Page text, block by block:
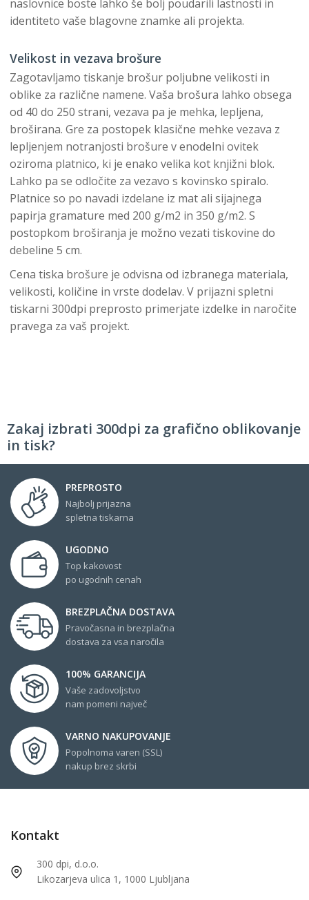
naslovnice boste lahko še bolj poudarili lastnosti in
identiteto vaše blagovne znamke ali projekta.
Velikost in vezava brošure
Zagotavljamo tiskanje brošur poljubne velikosti in
oblike za različne namene. Vaša brošura lahko obsega
od 40 do 250 strani, vezava pa je mehka, lepljena,
broširana. Gre za postopek klasične mehke vezava z
lepljenjem notranjosti brošure v enodelni ovitek
oziroma platnico, ki je enako velika kot knjižni blok.
Lahko pa se odločite za vezavo s kovinsko spiralo.
Platnice so po navadi izdelane iz mat ali sijajnega
papirja gramature med 200 g/m2 in 350 g/m2. S
postopkom broširanja je možno vezati tiskovine do
debeline 5 cm.
Cena tiska brošure je odvisna od izbranega materiala,
velikosti, količine in vrste dodelav. V prijazni spletni
tiskarni 300dpi preprosto primerjate izdelke in naročite
pravega za vaš projekt.
Zakaj izbrati 300dpi za grafično oblikovanje
in tisk?
PREPROSTO
Najbolj prijazna
spletna tiskarna
UGODNO
Top kakovost
po ugodnih cenah
BREZPLAČNA DOSTAVA
Pravočasna in brezplačna
dostava za vsa naročila
100% GARANCIJA
Vaše zadovoljstvo
nam pomeni največ
VARNO NAKUPOVANJE
Popolnoma varen (SSL)
nakup brez skrbi
Kontakt
300 dpi, d.o.o.
Likozarjeva ulica 1, 1000 Ljubljana